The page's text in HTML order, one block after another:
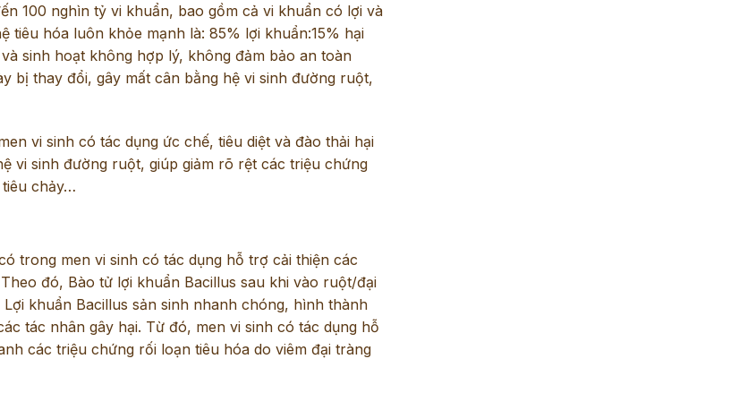
100 nghìn tỷ vi khuẩn, bao gồm cả vi khuẩn có lợi và
tiêu hóa luôn khỏe mạnh là: 85% lợi khuẩn:15% hại
sinh hoạt không hợp lý, không đảm bảo an toàn
bị thay đổi, gây mất cân bằng hệ vi sinh đường ruột,
vi sinh có tác dụng ức chế, tiêu diệt và đào thải hại
vi sinh đường ruột, giúp giảm rõ rệt các triệu chứng
chảy…
trong men vi sinh có tác dụng hỗ trợ cải thiện các
đó, Bào tử lợi khuẩn Bacillus sau khi vào ruột/đại
khuẩn Bacillus sản sinh nhanh chóng, hình thành
tác nhân gây hại. Từ đó, men vi sinh có tác dụng hỗ
các triệu chứng rối loạn tiêu hóa do viêm đại tràng